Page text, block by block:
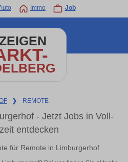
Immo Job
❯ REMOTE
- Jetzt Jobs in Voll-
entdecken
für Remote in Limburgerhof